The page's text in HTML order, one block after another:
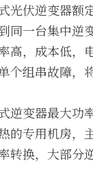
光伏逆变器额
同一台集中逆
高，成本低，
个组串故障，
逆变器最大功
的专用机房，
转换，大部分